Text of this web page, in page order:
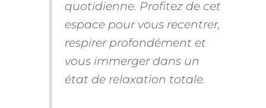
quotidienne. Profitez de cet
espace pour vous recentrer,
respirer profondément et
vous immerger dans un
état de relaxation totale.